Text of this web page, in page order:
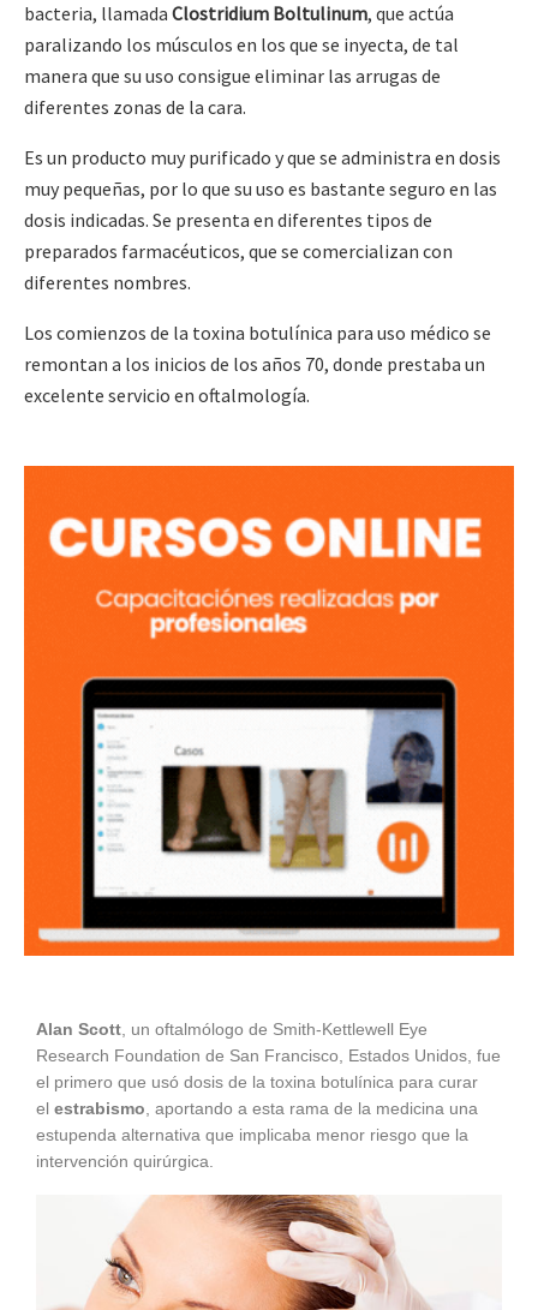
bacteria, llamada Clostridium Boltulinum, que actúa
paralizando los músculos en los que se inyecta, de tal
manera que su uso consigue eliminar las arrugas de
diferentes zonas de la cara.
Es un producto muy purificado y que se administra en dosis
muy pequeñas, por lo que su uso es bastante seguro en las
dosis indicadas. Se presenta en diferentes tipos de
preparados farmacéuticos, que se comercializan con
diferentes nombres.
Los comienzos de la toxina botulínica para uso médico se
remontan a los inicios de los años 70, donde prestaba un
excelente servicio en oftalmología.
Alan Scott , un oftalmólogo de Smith-Kettlewell Eye
Research Foundation de San Francisco, Estados Unidos, fue
el primero que usó dosis de la toxina botulínica para curar
el estrabismo , aportando a esta rama de la medicina una
estupenda alternativa que implicaba menor riesgo que la
intervención quirúrgica.